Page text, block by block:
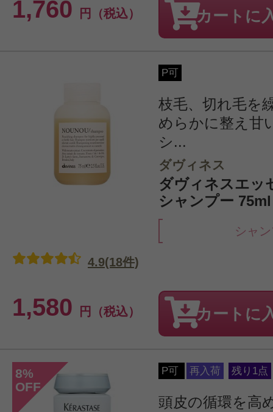
1,760 円（税込） カートに
P可
枝毛、切れ毛を
めらかに整え甘
シ...
ダヴィネス
ダヴィネスエッ
シャンプー
シャ
1,580 円（税込）
4.9(18件)
カートに
8%
OFF
P可 再入荷 残り1点
頭皮の循環を高